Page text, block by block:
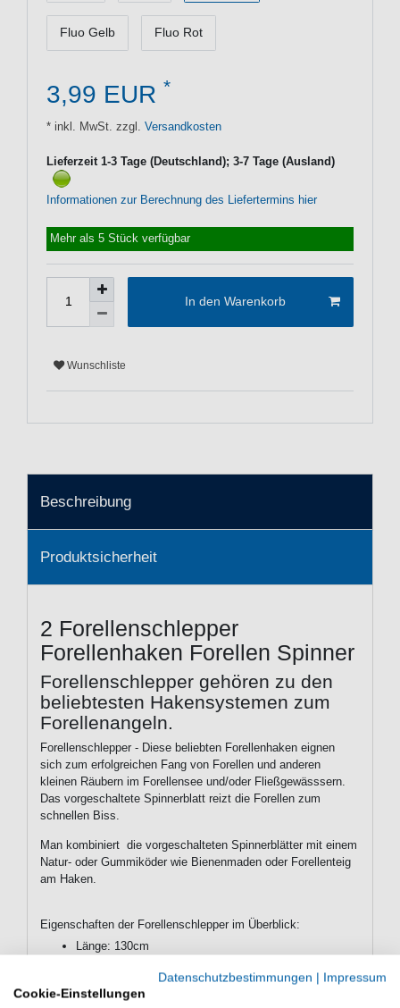
Fluo Gelb Fluo Rot
3,99 EUR *
* inkl. MwSt. zzgl. Versandkosten
Lieferzeit 1-3 Tage (Deutschland); 3-7 Tage (Ausland)
Informationen zur Berechnung des Liefertermins hier
Mehr als 5 Stück verfügbar
In den Warenkorb
Wunschliste
Beschreibung
Produktsicherheit
2 Forellenschlepper
Forellenhaken Forellen Spinner
Forellenschlepper gehören zu den
beliebtesten Hakensystemen zum
Forellenangeln.
Forellenschlepper - Diese beliebten Forellenhaken eignen
sich zum erfolgreichen Fang von Forellen und anderen
kleinen Räubern im Forellensee und/oder Fließgewässsern.
Das vorgeschaltete Spinnerblatt reizt die Forellen zum
schnellen Biss.
Man kombiniert die vorgeschalteten Spinnerblätter mit einem
Natur- oder Gummiköder wie Bienenmaden oder Forellenteig
am Haken.
Eigenschaften der Forellenschlepper im Überblick:
Länge: 130cm
Inhalt: 2 Forellenschlepper komplett montiert wie auf
dem Bild zu sehen.
Datenschutzbestimmungen | Impressum
Cookie-Einstellungen